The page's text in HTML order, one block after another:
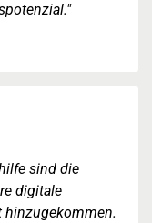
sind die
digitale